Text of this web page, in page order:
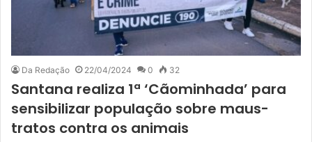
Da Redação 22/04/2024 0 32
Santana realiza 1ª ‘Cãominhada’ para
sensibilizar população sobre maus-
tratos contra os animais